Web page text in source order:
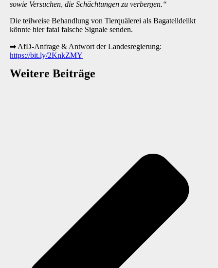
sowie Versuchen, die Schächtungen zu verbergen.“
Die teilweise Behandlung von Tierquälerei als Bagatelldelikt
könnte hier fatal falsche Signale senden.
➡ AfD-Anfrage & Antwort der Landesregierung:
https://bit.ly/2KnkZMY
Weitere Beiträge